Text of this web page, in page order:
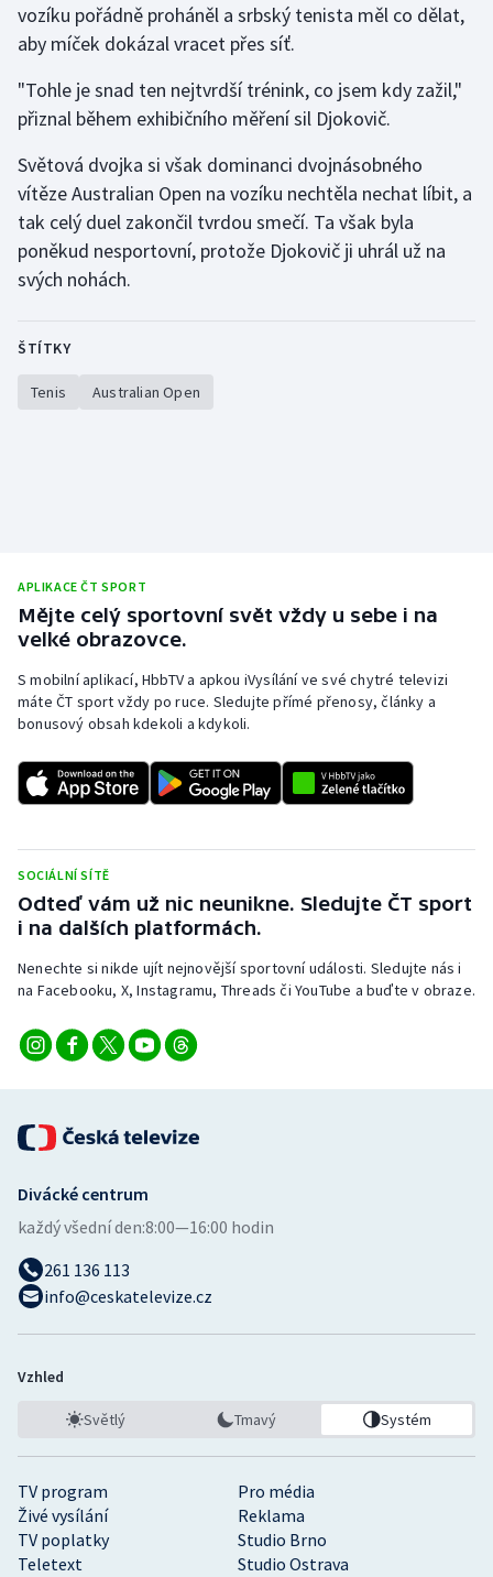
Moderní pětiboj
Motorsport
Olympijské hry
Parasport
Plavání
Plážový volejbal
Ragby
Rychlobruslení
Stolní tenis
Veslování
Vodní slalom
Ostatní
vozíku pořádně proháněl a srbský tenista měl co dělat,
aby míček dokázal vracet přes síť.
"Tohle je snad ten nejtvrdší trénink, co jsem kdy zažil,"
přiznal během exhibičního měření sil Djokovič.
Světová dvojka si však dominanci dvojnásobného
vítěze Australian Open na vozíku nechtěla nechat líbit, a
tak celý duel zakončil tvrdou smečí. Ta však byla
poněkud nesportovní, protože Djokovič ji uhrál už na
svých nohách.
ŠTÍTKY
Tenis Australian Open
APLIKACE ČT SPORT
Mějte celý sportovní svět vždy u sebe i na
velké obrazovce.
S mobilní aplikací, HbbTV a apkou iVysílání ve své chytré televizi
máte ČT sport vždy po ruce. Sledujte přímé přenosy, články a
bonusový obsah kdekoli a kdykoli.
SOCIÁLNÍ SÍTĚ
Odteď vám už nic neunikne. Sledujte ČT sport
i na dalších platformách.
Nenechte si nikde ujít nejnovější sportovní události. Sledujte nás i
na Facebooku, X, Instagramu, Threads či YouTube a buďte v obraze.
TV program
Pro média
Živé vysílání
Reklama
TV poplatky
Studio Brno
Teletext
Studio Ostrava
Divácké centrum
každý všední den:8:00—16:00 hodin
261 136 113
info@ceskatelevize.cz
Vzhled
Světlý Tmavý Systém